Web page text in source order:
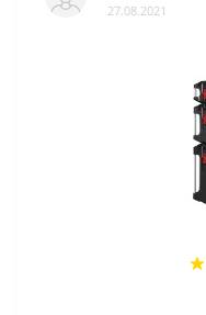
27.08.2021